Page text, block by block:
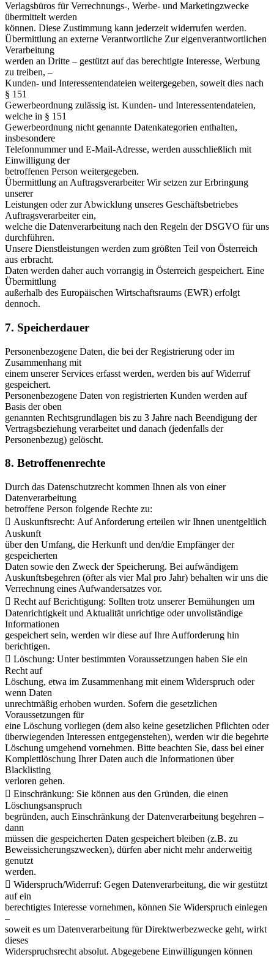
Verlagsbüros für Verrechnungs-, Werbe- und Marketingzwecke
übermittelt werden
können. Diese Zustimmung kann jederzeit widerrufen werden.
Übermittlung an externe Verantwortliche Zur eigenverantwortlichen
Verarbeitung
werden an Dritte – gestützt auf das berechtigte Interesse, Werbung
zu treiben, –
Kunden- und Interessentendateien weitergegeben, soweit dies nach
§ 151
Gewerbeordnung zulässig ist. Kunden- und Interessentendateien,
welche in § 151
Gewerbeordnung nicht genannte Datenkategorien enthalten,
insbesondere
Telefonnummer und E-Mail-Adresse, werden ausschließlich mit
Einwilligung der
betroffenen Person weitergegeben.
Übermittlung an Auftragsverarbeiter Wir setzen zur Erbringung
unserer
Leistungen oder zur Abwicklung unseres Geschäftsbetriebes
Auftragsverarbeiter ein,
welche die Datenverarbeitung nach den Regeln der DSGVO für uns
durchführen.
Unsere Dienstleistungen werden zum größten Teil von Österreich
aus erbracht.
Daten werden daher auch vorrangig in Österreich gespeichert. Eine
Übermittlung
außerhalb des Europäischen Wirtschaftsraums (EWR) erfolgt
dennoch.
7. Speicherdauer
Personenbezogene Daten, die bei der Registrierung oder im
Zusammenhang mit
einem unserer Services erfasst werden, werden bis auf Widerruf
gespeichert.
Personenbezogene Daten von registrierten Kunden werden auf
Basis der oben
genannten Rechtsgrundlagen bis zu 3 Jahre nach Beendigung der
Vertragsbeziehung verarbeitet und danach (jedenfalls der
Personenbezug) gelöscht.
8. Betroffenenrechte
Durch das Datenschutzrecht kommen Ihnen als von einer
Datenverarbeitung
betroffene Person folgende Rechte zu:
 Auskunftsrecht: Auf Anforderung erteilen wir Ihnen unentgeltlich
Auskunft
über den Umfang, die Herkunft und den/die Empfänger der
gespeicherten
Daten sowie den Zweck der Speicherung. Bei aufwändigem
Auskunftsbegehren (öfter als vier Mal pro Jahr) behalten wir uns die
Verrechnung eines Aufwandersatzes vor.
 Recht auf Berichtigung: Sollten trotz unserer Bemühungen um
Datenrichtigkeit und Aktualität unrichtige oder unvollständige
Informationen
gespeichert sein, werden wir diese auf Ihre Aufforderung hin
berichtigen.
 Löschung: Unter bestimmten Voraussetzungen haben Sie ein
Recht auf
Löschung, etwa im Zusammenhang mit einem Widerspruch oder
wenn Daten
unrechtmäßig erhoben wurden. Sofern die gesetzlichen
Voraussetzungen für
eine Löschung vorliegen (dem also keine gesetzlichen Pflichten oder
überwiegenden Interessen entgegenstehen), werden wir die begehrte
Löschung umgehend vornehmen. Bitte beachten Sie, dass bei einer
Komplettlöschung Ihrer Daten auch die Informationen über
Blacklisting
verloren gehen.
 Einschränkung: Sie können aus den Gründen, die einen
Löschungsanspruch
begründen, auch Einschränkung der Datenverarbeitung begehren –
dann
müssen die gespeicherten Daten gespeichert bleiben (z.B. zu
Beweissicherungszwecken), dürfen aber nicht mehr anderweitig
genutzt
werden.
 Widerspruch/Widerruf: Gegen Datenverarbeitung, die wir gestützt
auf ein
berechtigtes Interesse vornehmen, können Sie Widerspruch einlegen
–
soweit es um Datenverarbeitung für Direktwerbezwecke geht, wirkt
dieses
Widerspruchsrecht absolut. Abgegebene Einwilligungen können